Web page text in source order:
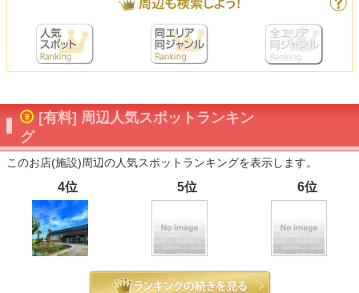
[有料] 周辺人気スポットランキン
グ
このお店(施設)周辺の人気スポットランキングを表示します。
4位 5位 6位